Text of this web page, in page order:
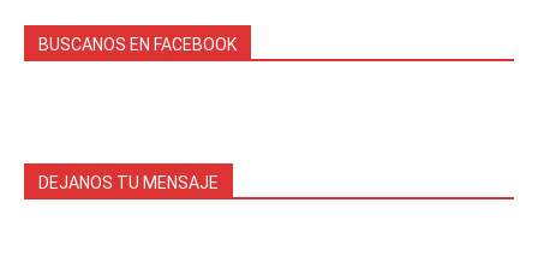
BUSCANOS EN FACEBOOK
DEJANOS TU MENSAJE